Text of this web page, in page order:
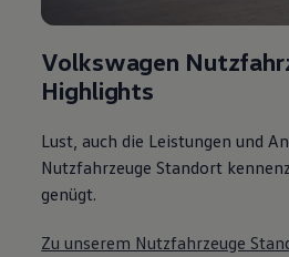
Volkswagen
Highlights
Lust, auch die Leistungen und
Nutzfahrzeuge Standort
genügt.
Zu unserem Nutzfahrzeuge